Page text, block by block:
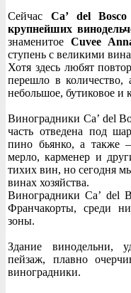
Сейчас Ca’ del
крупнейших
знаменитоеCuvee
ступень с великими
Хотя здесь любят
перешло в количество,
небольшое, бутиковое и
Виноградники Ca’ del
часть отведена под
пино бьянко, а также
мерло, карменер и
тихих вин, но сегодня
винах хозяйства.
Виноградники Ca’ del
Франчакорты, среди
зоны.
Здание винодельни,
пейзаж, плавно
виноградники.